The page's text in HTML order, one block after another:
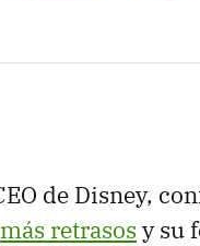
de Disney,
más retrasos y su